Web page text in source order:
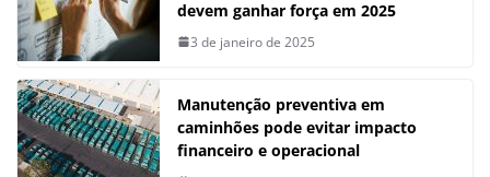
devem ganhar força em 2025
3 de janeiro de 2025
Manutenção preventiva em
caminhões pode evitar impacto
financeiro e operacional